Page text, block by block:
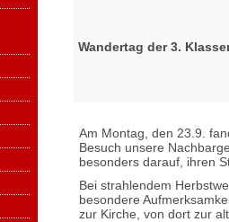
Wandertag der 3.
Am Montag, den 23.9.
Besuch unsere
besonders darauf, ihren
Bei strahlendem
besondere
zur Kirche, von dort zur